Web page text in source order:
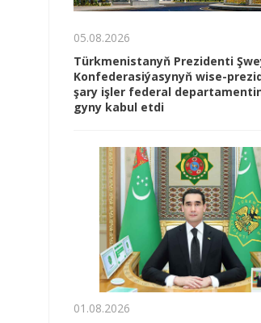
05.08.2026
Türk­me­nis­ta­nyň Prezidenti
Kon­fe­de­ra­si­ýa­sy­nyň wi­se-
şa­ry iş­ler fe­de­ral
gy­ny ka­bul et­di
01.08.2026